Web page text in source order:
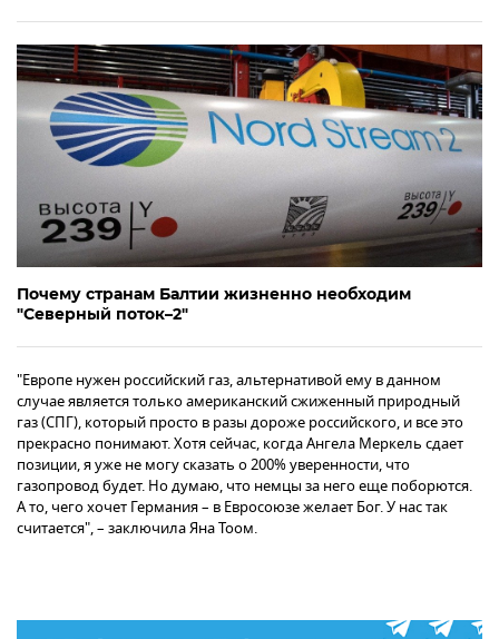
Почему странам Балтии жизненно необходим
"Северный поток–2"
"Европе нужен российский газ, альтернативой ему в данном
случае является только американский сжиженный природный
газ (СПГ), который просто в разы дороже российского, и все это
прекрасно понимают. Хотя сейчас, когда Ангела Меркель сдает
позиции, я уже не могу сказать о 200% уверенности, что
газопровод будет. Но думаю, что немцы за него еще поборются.
А то, чего хочет Германия – в Евросоюзе желает Бог. У нас так
считается", – заключила Яна Тоом.